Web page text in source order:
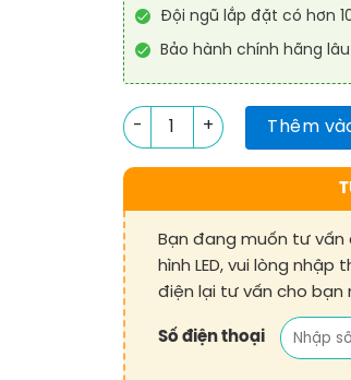
Đội ngũ lắp đặt có hơn
Bảo hành chính hãng
Màn hình tương tác thông
Thêm
Bạn đang muốn tư
hình LED, vui lòng
điện lại tư vấn cho bạn
Số điện thoại